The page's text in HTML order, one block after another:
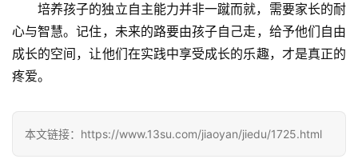
教
研
中
心
培养孩子的独立自主能力并非一蹴而就，需要家长的耐
心与智慧。记住，未来的路要由孩子自己走，给予他们自由
成长的空间，让他们在实践中享受成长的乐趣，才是真正的
疼爱。
本文链接：https://www.13su.com/jiaoyan/jiedu/1725.html